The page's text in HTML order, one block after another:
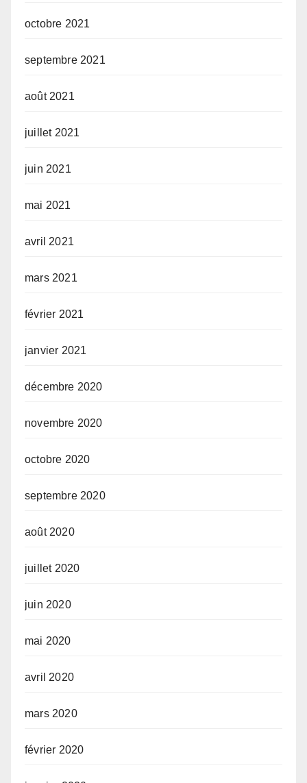
octobre 2021
septembre 2021
août 2021
juillet 2021
juin 2021
mai 2021
avril 2021
mars 2021
février 2021
janvier 2021
décembre 2020
novembre 2020
octobre 2020
septembre 2020
août 2020
juillet 2020
juin 2020
mai 2020
avril 2020
mars 2020
février 2020